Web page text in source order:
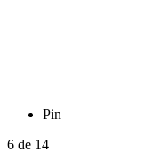
Pin
6 de 14